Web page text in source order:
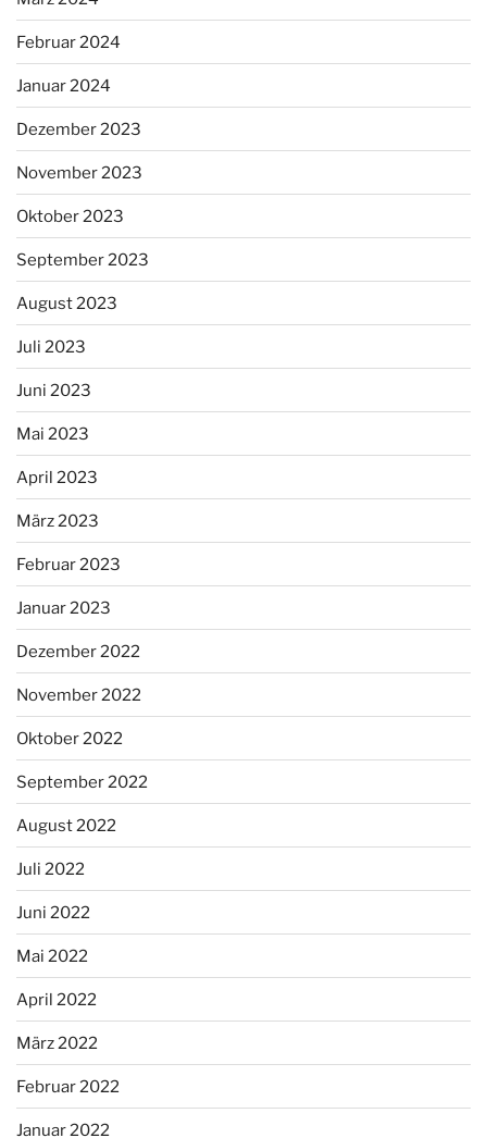
Februar 2024
Januar 2024
Dezember 2023
November 2023
Oktober 2023
September 2023
August 2023
Juli 2023
Juni 2023
Mai 2023
April 2023
März 2023
Februar 2023
Januar 2023
Dezember 2022
November 2022
Oktober 2022
September 2022
August 2022
Juli 2022
Juni 2022
Mai 2022
April 2022
März 2022
Februar 2022
Januar 2022